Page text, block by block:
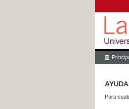
AYUDA
Para